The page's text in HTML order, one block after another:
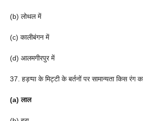
(b) लोथल में
(c) कालीबंगन में
(d) आलमगीरपुर में
37. हड़प्पा के मिट्टी के बर्तनों पर सामान्यता किस रंग
(a) लाल